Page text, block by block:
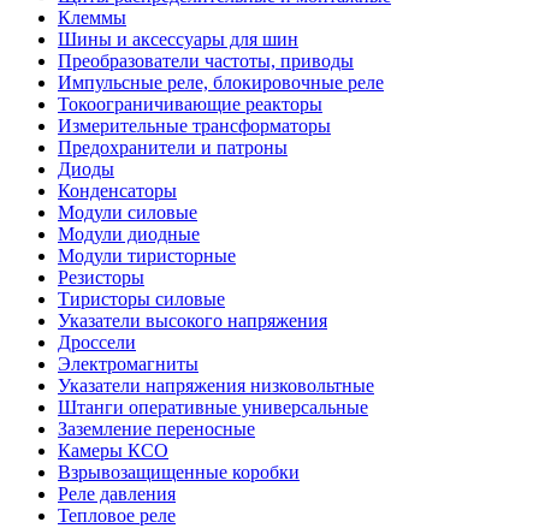
Клеммы
Шины и аксессуары для шин
Преобразователи частоты, приводы
Импульсные реле, блокировочные реле
Токоограничивающие реакторы
Измерительные трансформаторы
Предохранители и патроны
Диоды
Конденсаторы
Модули силовые
Модули диодные
Модули тиристорные
Резисторы
Тиристоры силовые
Указатели высокого напряжения
Дроссели
Электромагниты
Указатели напряжения низковольтные
Штанги оперативные универсальные
Заземление переносные
Камеры КСО
Взрывозащищенные коробки
Реле давления
Тепловое реле